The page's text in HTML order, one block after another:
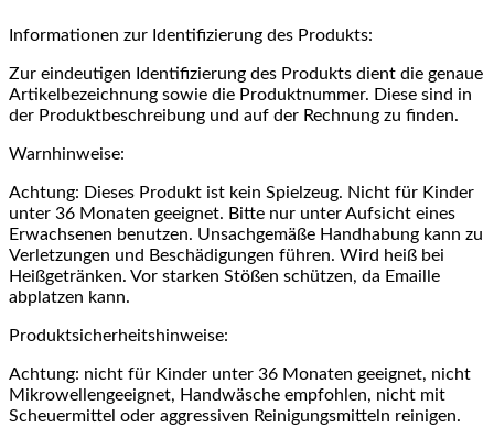
Informationen zur Identifizierung des Produkts:
Zur eindeutigen Identifizierung des Produkts dient die genaue
Artikelbezeichnung sowie die Produktnummer. Diese sind in
der Produktbeschreibung und auf der Rechnung zu finden.
Warnhinweise:
Achtung: Dieses Produkt ist kein Spielzeug. Nicht für Kinder
unter 36 Monaten geeignet. Bitte nur unter Aufsicht eines
Erwachsenen benutzen. Unsachgemäße Handhabung kann zu
Verletzungen und Beschädigungen führen. Wird heiß bei
Heißgetränken. Vor starken Stößen schützen, da Emaille
abplatzen kann.
Produktsicherheitshinweise:
Achtung: nicht für Kinder unter 36 Monaten geeignet, nicht
Mikrowellengeeignet, Handwäsche empfohlen, nicht mit
Scheuermittel oder aggressiven Reinigungsmitteln reinigen.